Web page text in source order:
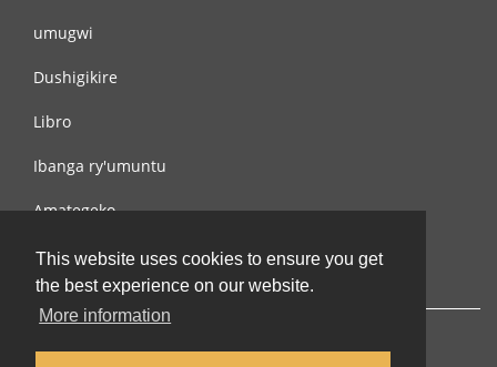
This website uses cookies to ensure you get
the best experience on our website.
More information
umugwi
Dushigikire
Libro
Ibanga ry'umuntu
Amategeko
Turondere